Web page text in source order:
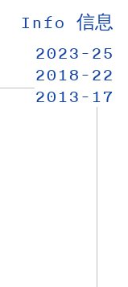
Info 信息
2023-25
2018-22
2013-17